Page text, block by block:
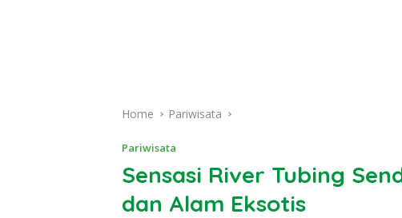
Home Pariwisata
Pariwisata
Sensasi River Tubing
dan Alam Eksotis